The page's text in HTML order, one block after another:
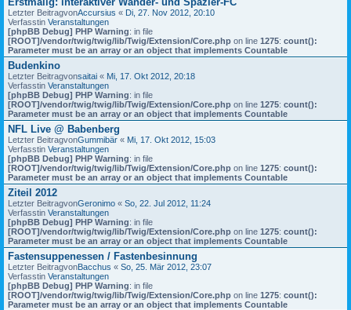
Letzter BeitragvonAccursius « Di, 27. Nov 2012, 20:10
Verfasstin Veranstaltungen
[phpBB Debug] PHP Warning: in file
[ROOT]/vendor/twig/twig/lib/Twig/Extension/Core.php on line 1275: count():
Parameter must be an array or an object that implements Countable
Budenkino
Letzter Beitragvonsaitai « Mi, 17. Okt 2012, 20:18
Verfasstin Veranstaltungen
[phpBB Debug] PHP Warning: in file
[ROOT]/vendor/twig/twig/lib/Twig/Extension/Core.php on line 1275: count():
Parameter must be an array or an object that implements Countable
NFL Live @ Babenberg
Letzter BeitragvonGummibär « Mi, 17. Okt 2012, 15:03
Verfasstin Veranstaltungen
[phpBB Debug] PHP Warning: in file
[ROOT]/vendor/twig/twig/lib/Twig/Extension/Core.php on line 1275: count():
Parameter must be an array or an object that implements Countable
Ziteil 2012
Letzter BeitragvonGeronimo « So, 22. Jul 2012, 11:24
Verfasstin Veranstaltungen
[phpBB Debug] PHP Warning: in file
[ROOT]/vendor/twig/twig/lib/Twig/Extension/Core.php on line 1275: count():
Parameter must be an array or an object that implements Countable
Fastensuppenessen / Fastenbesinnung
Letzter BeitragvonBacchus « So, 25. Mär 2012, 23:07
Verfasstin Veranstaltungen
[phpBB Debug] PHP Warning: in file
[ROOT]/vendor/twig/twig/lib/Twig/Extension/Core.php on line 1275: count():
Parameter must be an array or an object that implements Countable